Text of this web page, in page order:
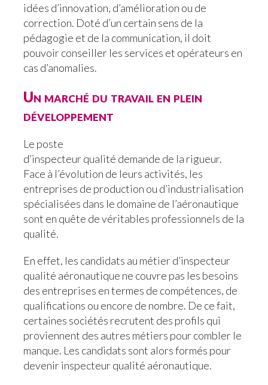
idées d’innovation, d’amélioration ou de
correction. Doté d’un certain sens de la
pédagogie et de la communication, il doit
pouvoir conseiller les services et opérateurs en
cas d’anomalies.
Un marché du travail en plein
développement
Le poste
d’inspecteur qualité demande de la rigueur.
Face à l’évolution de leurs activités, les
entreprises de production ou d’industrialisation
spécialisées dans le domaine de l’aéronautique
sont en quête de véritables professionnels de la
qualité.
En effet, les candidats au métier d’inspecteur
qualité aéronautique ne couvre pas les besoins
des entreprises en termes de compétences, de
qualifications ou encore de nombre. De ce fait,
certaines sociétés recrutent des profils qui
proviennent des autres métiers pour combler le
manque. Les candidats sont alors formés pour
devenir inspecteur qualité aéronautique.